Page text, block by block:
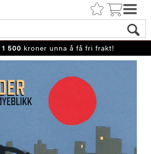
1 500 kroner unna å få fri frakt!